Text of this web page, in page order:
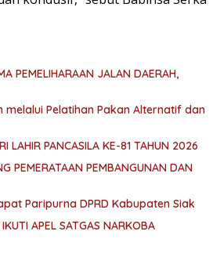
PEMELIHARAAN JALAN DAERAH,
melalui Pelatihan Pakan Alternatif dan
LAHIR PANCASILA KE-81 TAHUN 2026
PEMERATAAN PEMBANGUNAN DAN
Paripurna DPRD Kabupaten Siak
APEL SATGAS NARKOBA